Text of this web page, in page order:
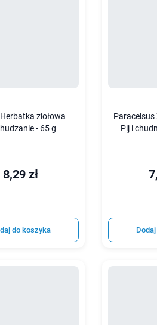
ziołowa
- 65 g
8,29 zł
do koszyka
Paracelsus
Pij i